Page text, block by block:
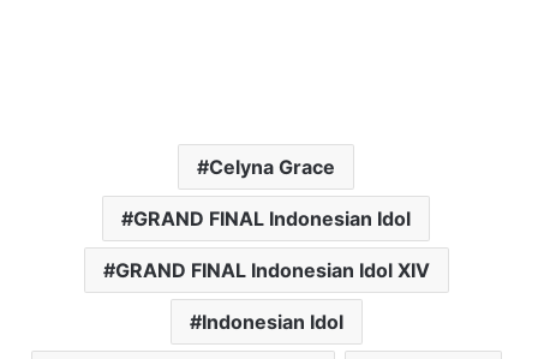
Celyna Grace
GRAND FINAL Indonesian Idol
GRAND FINAL Indonesian Idol XIV
Indonesian Idol